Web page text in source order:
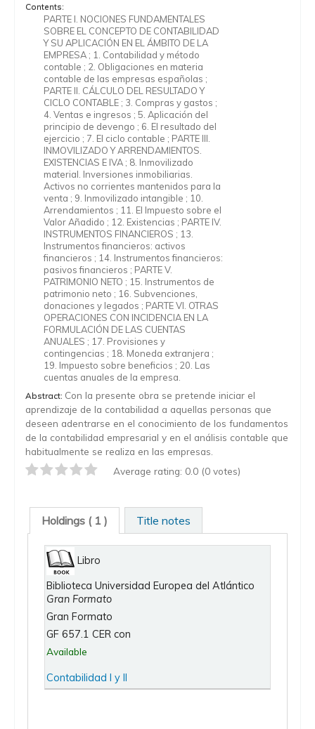
Contents:
PARTE I. NOCIONES FUNDAMENTALES
SOBRE EL CONCEPTO DE CONTABILIDAD
Y SU APLICACIÓN EN EL ÁMBITO DE LA
EMPRESA ; 1. Contabilidad y método
contable ; 2. Obligaciones en materia
contable de las empresas españolas ;
PARTE II. CÁLCULO DEL RESULTADO Y
CICLO CONTABLE ; 3. Compras y gastos ;
4. Ventas e ingresos ; 5. Aplicación del
principio de devengo ; 6. El resultado del
ejercicio ; 7. El ciclo contable ; PARTE III.
INMOVILIZADO Y ARRENDAMIENTOS.
EXISTENCIAS E IVA ; 8. Inmovilizado
material. Inversiones inmobiliarias.
Activos no corrientes mantenidos para la
venta ; 9. Inmovilizado intangible ; 10.
Arrendamientos ; 11. El Impuesto sobre el
Valor Añadido ; 12. Existencias ; PARTE IV.
INSTRUMENTOS FINANCIEROS ; 13.
Instrumentos financieros: activos
financieros ; 14. Instrumentos financieros:
pasivos financieros ; PARTE V.
PATRIMONIO NETO ; 15. Instrumentos de
patrimonio neto ; 16. Subvenciones,
donaciones y legados ; PARTE VI. OTRAS
OPERACIONES CON INCIDENCIA EN LA
FORMULACIÓN DE LAS CUENTAS
ANUALES ; 17. Provisiones y
contingencias ; 18. Moneda extranjera ;
19. Impuesto sobre beneficios ; 20. Las
cuentas anuales de la empresa.
Abstract: Con la presente obra se pretende iniciar el
aprendizaje de la contabilidad a aquellas personas que
deseen adentrarse en el conocimiento de los fundamentos
de la contabilidad empresarial y en el análisis contable que
habitualmente se realiza en las empresas.
Average rating: 0.0 (0 votes)
Holdings ( 1 ) Title notes
Libro
Biblioteca Universidad Europea del Atlántico
Gran Formato
Gran Formato
GF 657.1 CER con
Available
Contabilidad I y II